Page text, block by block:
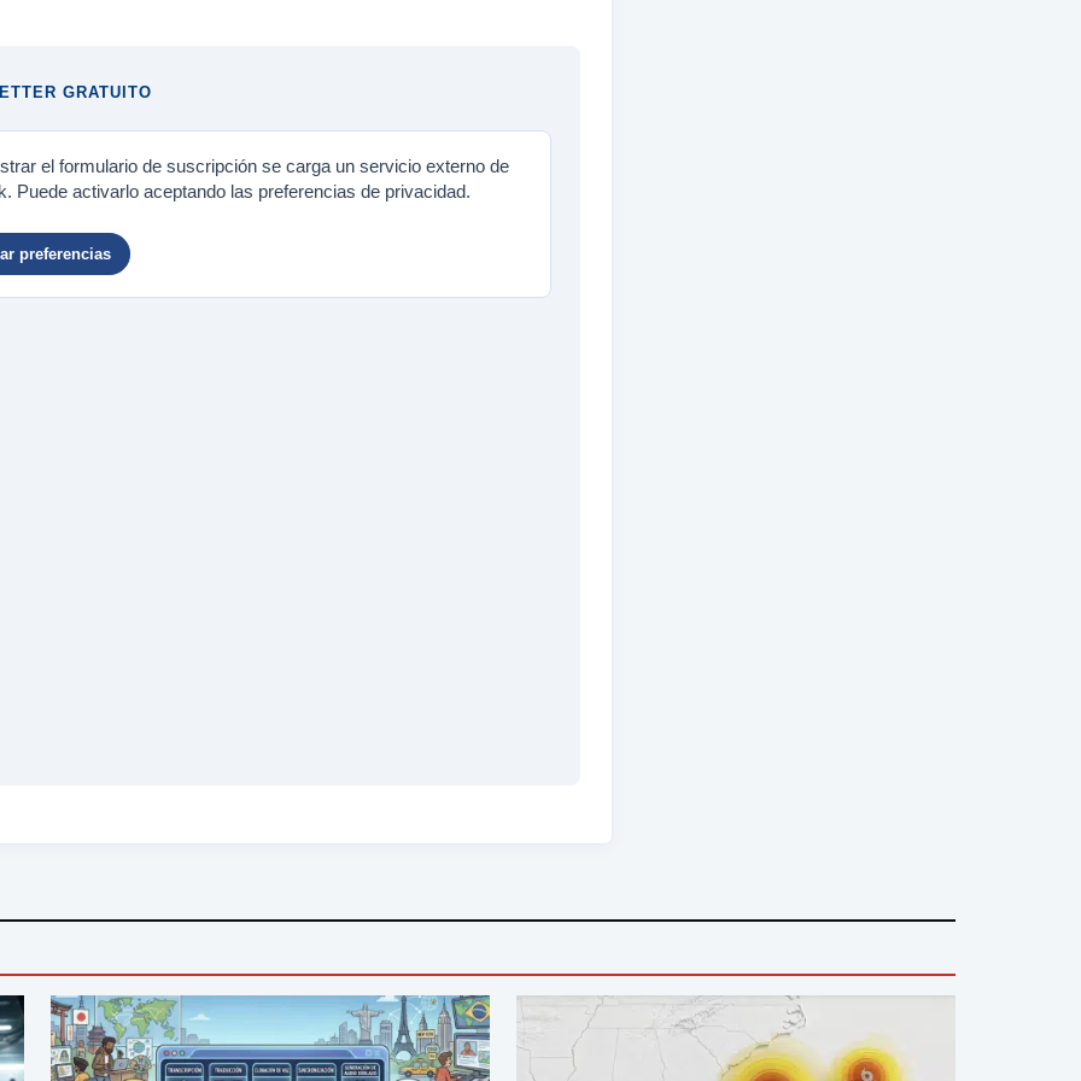
GRATUITO
el formulario de suscripción se carga un servicio externo de
Puede activarlo aceptando las preferencias de privacidad.
preferencias